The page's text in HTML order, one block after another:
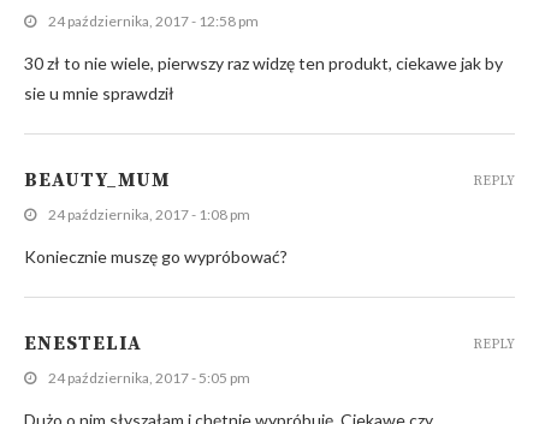
24 października, 2017 - 12:58 pm
30 zł to nie wiele, pierwszy raz widzę ten produkt, ciekawe jak by
sie u mnie sprawdził
BEAUTY_MUM
24 października, 2017 - 1:08 pm
Koniecznie muszę go wypróbować?
REPLY
ENESTELIA
24 października, 2017 - 5:05 pm
Dużo o nim słyszałam i chętnie wypróbuję. Ciekawe czy
REPLY